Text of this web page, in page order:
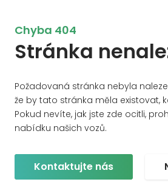
Chyba 404
Stránka
Požadovaná stránka nebyla
že by tato stránka měla existovat,
Pokud nevíte, jak jste zde ocitli,
nabídku našich vozů.
Kontaktujte nás